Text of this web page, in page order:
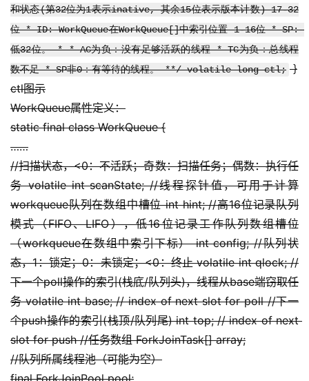
和状态(第32位为1表示inative, 其余15位表示版本计数) 17-32
位 * ID: WorkQueue在WorkQueue[]中索引位置 1-16位 * SP:
低32位。 * * AC为负：没有足够活跃的线程 * TC为负：总线程
数不足 * SP非0：有等待的线程。 **/ volatile long ctl; }
ctl图示
WorkQueue属性定义：
static final class WorkQueue {
……
//扫描状态，<0：不活跃；奇数：扫描任务；偶数：执行任
务 volatile int scanState; //线程探针值，可用于计算
workqueue队列在数组中槽位 int hint; //高16位记录队列
模式（FIFO、LIFO），低16位记录工作队列数组槽位
（workqueue在数组中索引下标） int config; //队列状
态，1：锁定；0：未锁定；<0：终止 volatile int qlock; //
下一个poll操作的索引(栈底/队列头)，线程从base端窃取任
务 volatile int base; // index of next slot for poll //下一
个push操作的索引(栈顶/队列尾) int top; // index of next
slot for push //任务数组 ForkJoinTask[] array;
//队列所属线程池（可能为空）
final ForkJoinPool pool;